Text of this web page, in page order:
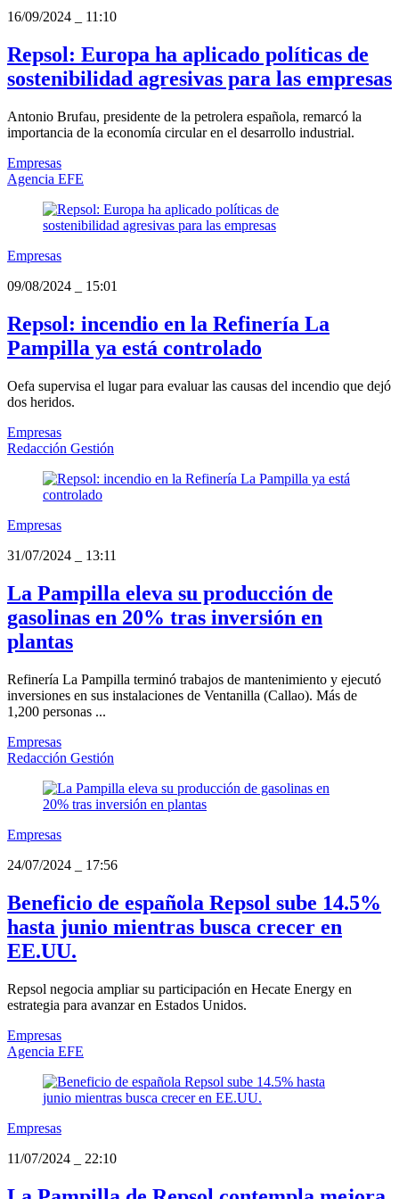
16/09/2024
11:10
Repsol: Europa ha aplicado políticas de
sostenibilidad agresivas para las empresas
Antonio Brufau, presidente de la petrolera española, remarcó la
importancia de la economía circular en el desarrollo industrial.
Empresas
Agencia EFE
Empresas
09/08/2024
15:01
Repsol: incendio en la Refinería La
Pampilla ya está controlado
Oefa supervisa el lugar para evaluar las causas del incendio que dejó
dos heridos.
Empresas
Redacción Gestión
Empresas
31/07/2024
13:11
La Pampilla eleva su producción de
gasolinas en 20% tras inversión en
plantas
Refinería La Pampilla terminó trabajos de mantenimiento y ejecutó
inversiones en sus instalaciones de Ventanilla (Callao). Más de
1,200 personas ...
Empresas
Redacción Gestión
Empresas
24/07/2024
17:56
Beneficio de española Repsol sube 14.5%
hasta junio mientras busca crecer en
EE.UU.
Repsol negocia ampliar su participación en Hecate Energy en
estrategia para avanzar en Estados Unidos.
Empresas
Agencia EFE
Empresas
11/07/2024
22:10